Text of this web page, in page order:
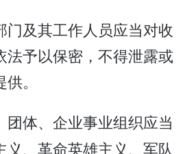
门及其工作人员应当对收
法予以保密，不得泄露或
。
体、企业事业组织应当
义、革命英雄主义、军队